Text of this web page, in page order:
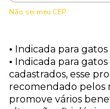
Não sei meu CEP
• Indicada para
• Indicada para
cadastrados, esse
recomendado pelos
promove vários